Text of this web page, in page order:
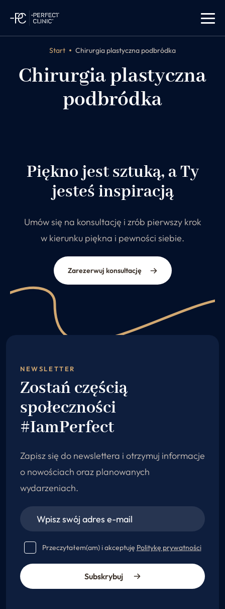
Start Chirurgia plastyczna podbródka
Chirurgia plastyczna
podbródka
Piękno jest sztuką, a Ty
jesteś inspiracją
Umów się na konsultację i zrób pierwszy krok
w kierunku piękna i pewności siebie.
Zarezerwuj konsultację
NEWSLETTER
Zostań częścią
społeczności
#IamPerfect
Zapisz się do newslettera i otrzymuj informacje
o nowościach oraz planowanych
wydarzeniach.
Przeczytałem(am) i akceptuję Politykę prywatności
Subskrybuj